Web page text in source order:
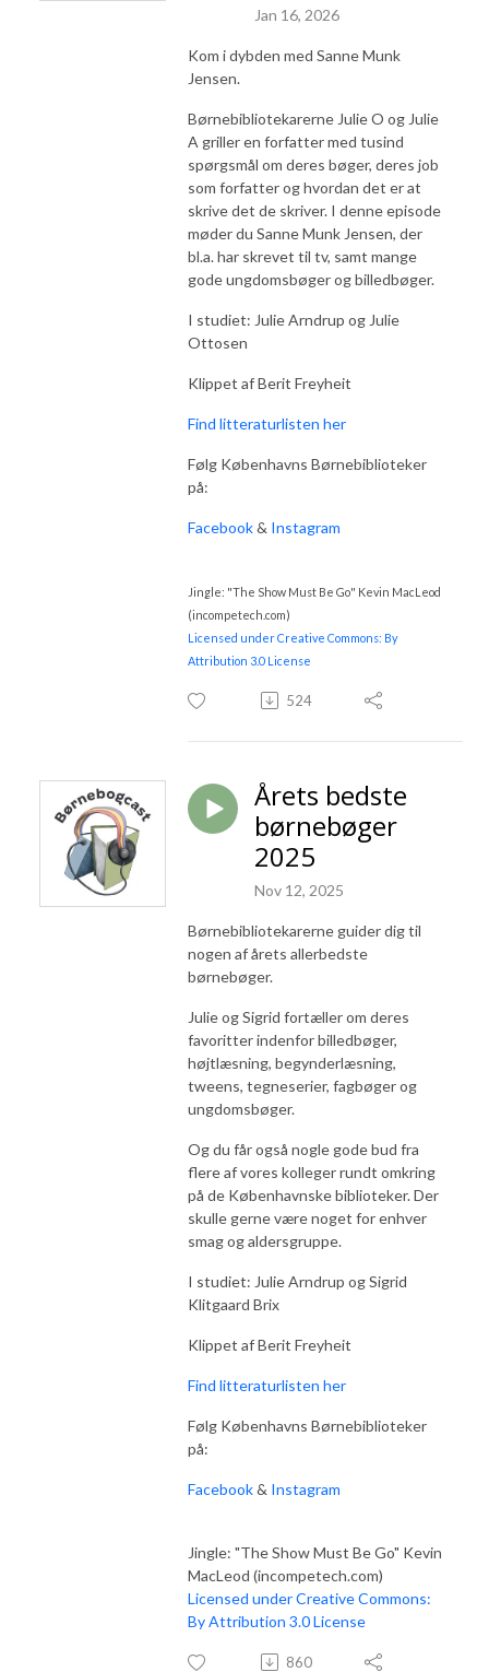
Jan 16, 2026
Kom i dybden med Sanne Munk
Jensen.
Børnebibliotekarerne Julie O og Julie
A griller en forfatter med tusind
spørgsmål om deres bøger, deres job
som forfatter og hvordan det er at
skrive det de skriver. I denne episode
møder du Sanne Munk Jensen, der
bl.a. har skrevet til tv, samt mange
gode ungdomsbøger og billedbøger.
I studiet: Julie Arndrup og Julie
Ottosen
Klippet af Berit Freyheit
Find litteraturlisten her
Følg Københavns Børnebiblioteker
på:
Facebook& Instagram
Jingle: "The Show Must Be Go" Kevin MacLeod
(incompetech.com)
Licensed under Creative Commons: By
Attribution 3.0 License
524
Årets bedste
børnebøger
2025
Nov 12, 2025
Børnebibliotekarerne guider dig til
nogen af årets allerbedste
børnebøger.
Julie og Sigrid fortæller om deres
favoritter indenfor billedbøger,
højtlæsning, begynderlæsning,
tweens, tegneserier, fagbøger og
ungdomsbøger.
Og du får også nogle gode bud fra
flere af vores kolleger rundt omkring
på de Københavnske biblioteker. Der
skulle gerne være noget for enhver
smag og aldersgruppe.
I studiet: Julie Arndrup og Sigrid
Klitgaard Brix
Klippet af Berit Freyheit
Find litteraturlisten her
Følg Københavns Børnebiblioteker
på:
Facebook& Instagram
Jingle: "The Show Must Be Go" Kevin
MacLeod (incompetech.com)
Licensed under Creative Commons:
By Attribution 3.0 License
860